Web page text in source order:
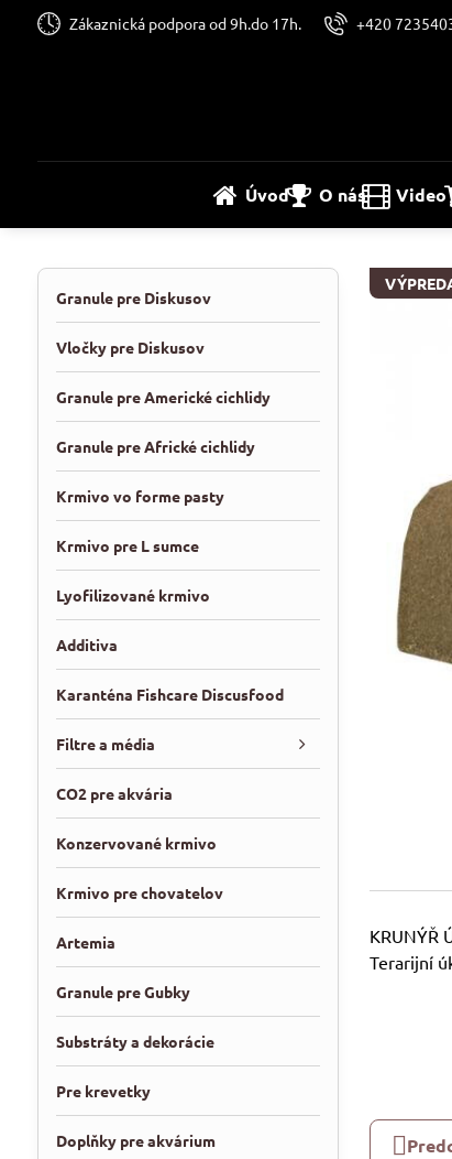
Zákaznická podpora od 9h.do 17h. +420
Úvod O nás Video
KRUNÝŘ
Terarijní
Granule pre Diskusov
Vločky pre Diskusov
Granule pre Americké cichlidy
Granule pre Africké cichlidy
Krmivo vo forme pasty
Krmivo pre L sumce
Lyofilizované krmivo
Additiva
Karanténa Fishcare Discusfood
Filtre a média
CO2 pre akvária
Konzervované krmivo
Krmivo pre chovatelov
Artemia
Granule pre Gubky
Substráty a dekorácie
Pre krevetky
Doplňky pre akvárium